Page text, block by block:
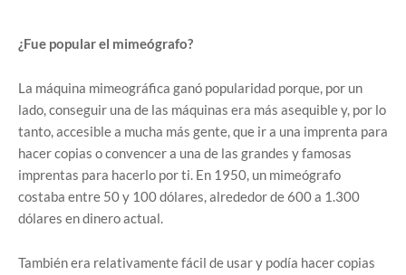
¿Fue popular el mimeógrafo?
La máquina mimeográfica ganó popularidad porque, por un
lado, conseguir una de las máquinas era más asequible y, por lo
tanto, accesible a mucha más gente, que ir a una imprenta para
hacer copias o convencer a una de las grandes y famosas
imprentas para hacerlo por ti. En 1950, un mimeógrafo
costaba entre 50 y 100 dólares, alrededor de 600 a 1.300
dólares en dinero actual.
También era relativamente fácil de usar y podía hacer copias